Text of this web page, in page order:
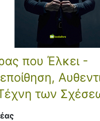
που Έλκει -
των